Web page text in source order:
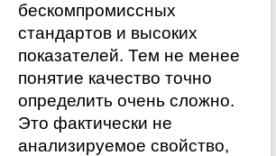
бескомпромиссных
стандартов и высоких
показателей. Тем не менее
понятие качество точно
определить очень сложно.
Это фактически не
анализируемое свойство,